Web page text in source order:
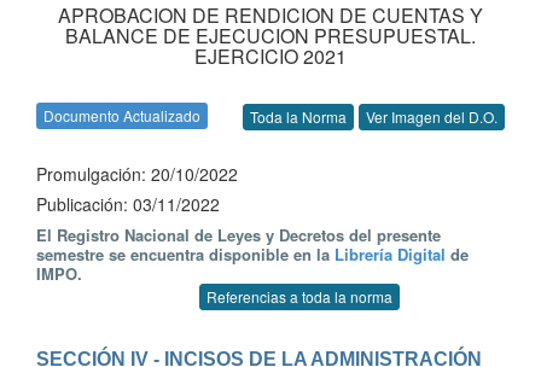
APROBACION DE RENDICION DE CUENTAS Y
BALANCE DE EJECUCION PRESUPUESTAL.
EJERCICIO 2021
Documento Actualizado Toda la Norma Ver Imagen del D.O.
Promulgación: 20/10/2022
Publicación: 03/11/2022
El Registro Nacional de Leyes y Decretos del presente
semestre se encuentra disponible en la Librería Digital de
IMPO.
Referencias a toda la norma
SECCIÓN IV - INCISOS DE LA ADMINISTRACIÓN